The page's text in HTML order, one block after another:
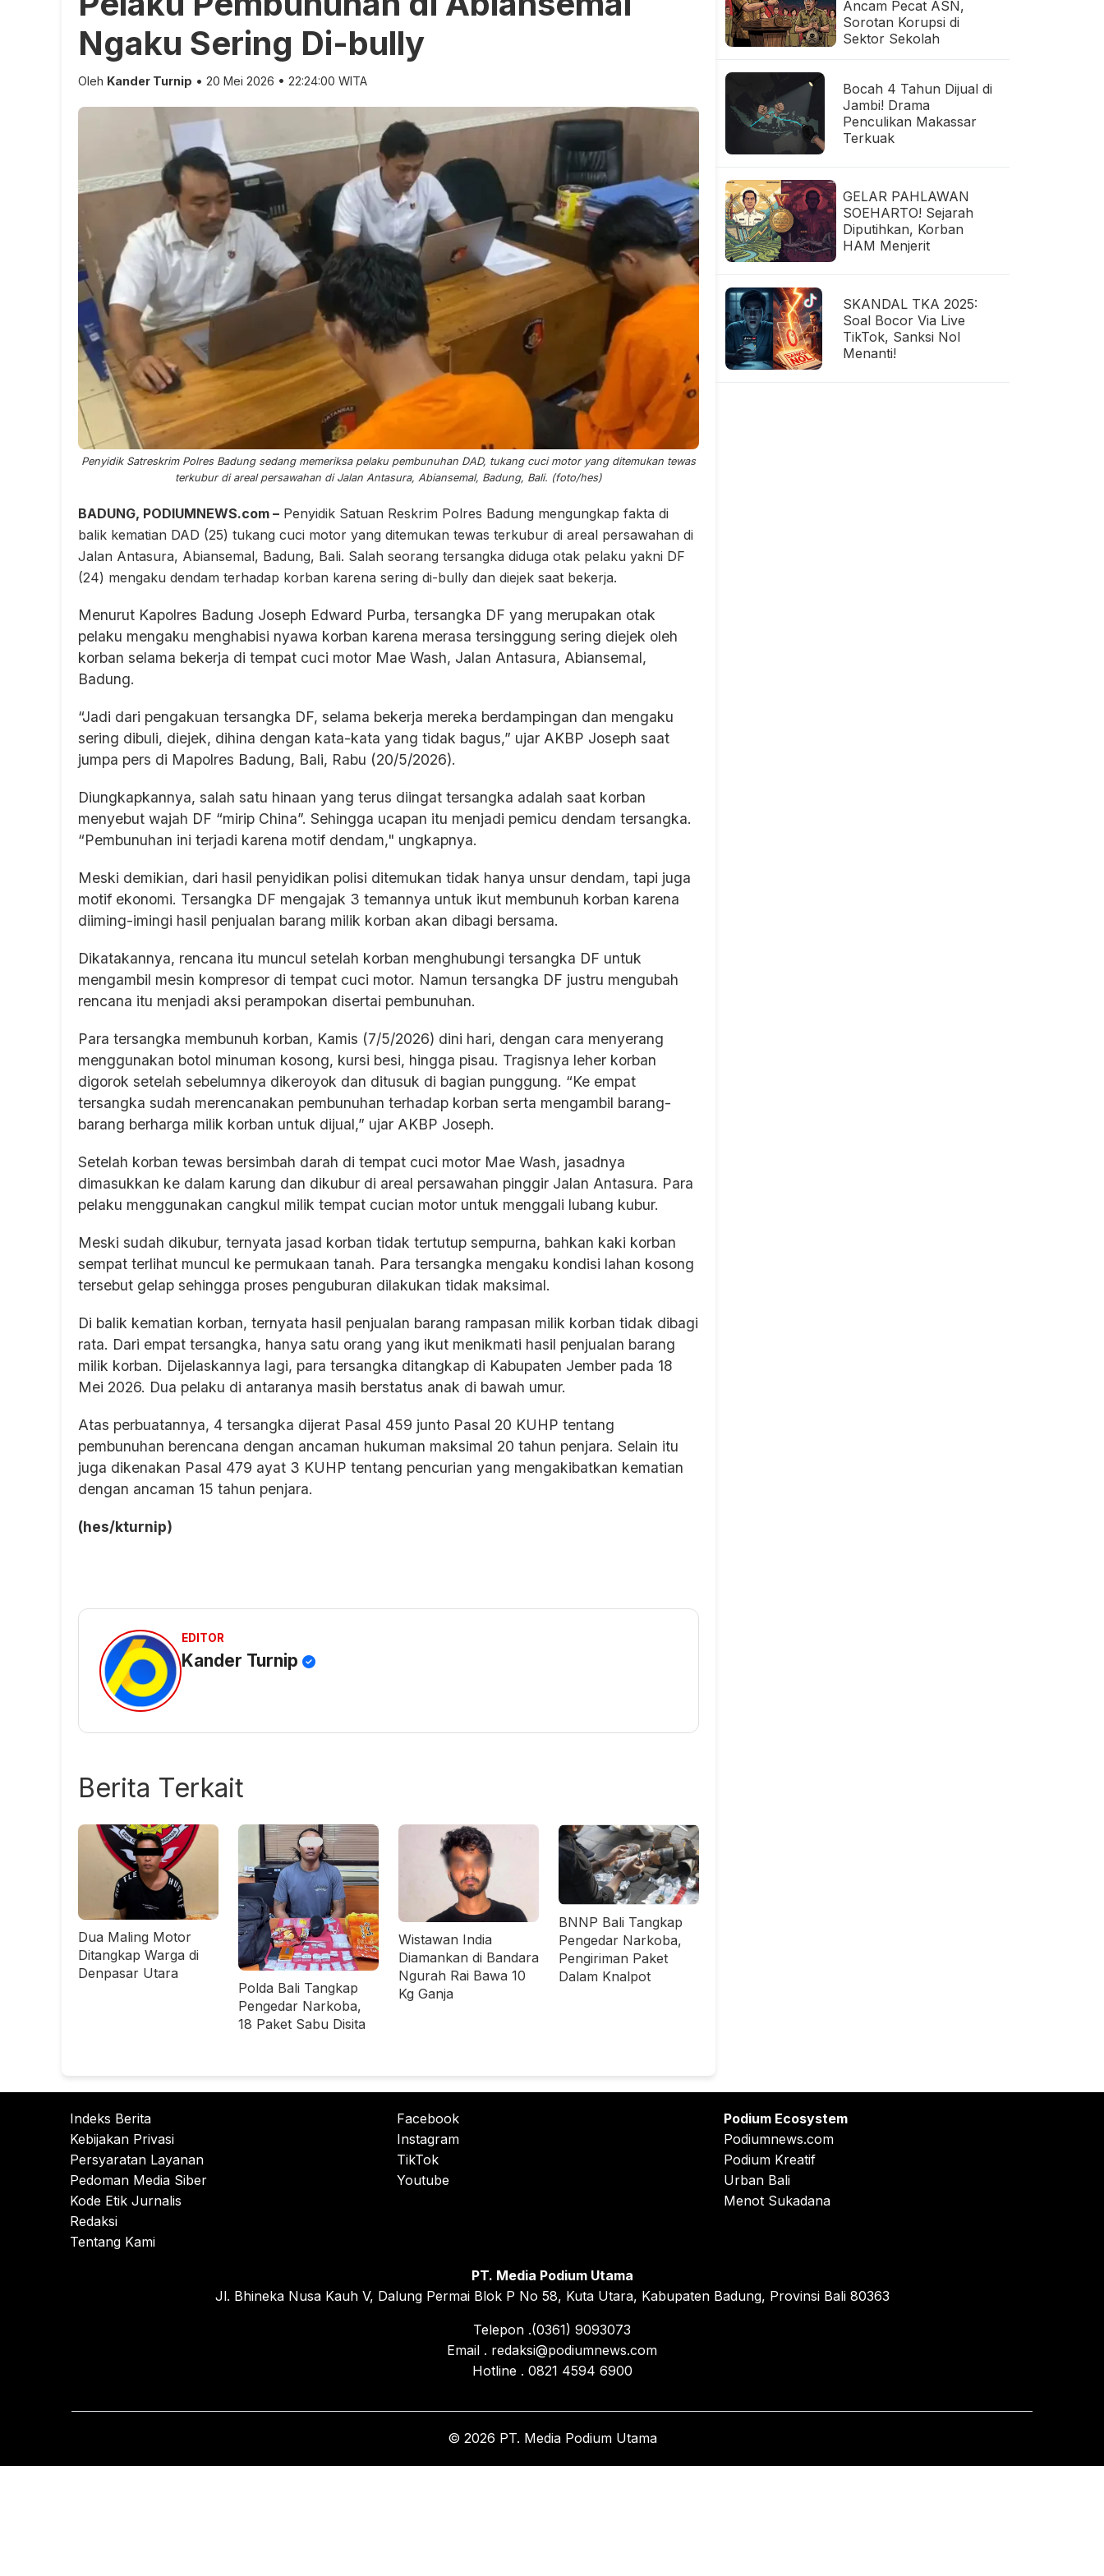
Ngaku Sering Di-bully
Oleh Kander Turnip • 20 Mei 2026 • 22:24:00 WITA
Penyidik Satreskrim Polres Badung sedang memeriksa pelaku pembunuhan DAD, tukang cuci motor yang ditemukan tewas
terkubur di areal persawahan di Jalan Antasura, Abiansemal, Badung, Bali. (foto/hes)
BADUNG, PODIUMNEWS.com – Penyidik Satuan Reskrim Polres Badung mengungkap fakta di
balik kematian DAD (25) tukang cuci motor yang ditemukan tewas terkubur di areal persawahan di
Jalan Antasura, Abiansemal, Badung, Bali. Salah seorang tersangka diduga otak pelaku yakni DF
(24) mengaku dendam terhadap korban karena sering di-bully dan diejek saat bekerja.
Menurut Kapolres Badung Joseph Edward Purba, tersangka DF yang merupakan otak
pelaku mengaku menghabisi nyawa korban karena merasa tersinggung sering diejek oleh
korban selama bekerja di tempat cuci motor Mae Wash, Jalan Antasura, Abiansemal,
Badung.
“Jadi dari pengakuan tersangka DF, selama bekerja mereka berdampingan dan mengaku
sering dibuli, diejek, dihina dengan kata-kata yang tidak bagus,” ujar AKBP Joseph saat
jumpa pers di Mapolres Badung, Bali, Rabu (20/5/2026).
Diungkapkannya, salah satu hinaan yang terus diingat tersangka adalah saat korban
menyebut wajah DF “mirip China”. Sehingga ucapan itu menjadi pemicu dendam tersangka.
“Pembunuhan ini terjadi karena motif dendam," ungkapnya.
Meski demikian, dari hasil penyidikan polisi ditemukan tidak hanya unsur dendam, tapi juga
motif ekonomi. Tersangka DF mengajak 3 temannya untuk ikut membunuh korban karena
diiming-imingi hasil penjualan barang milik korban akan dibagi bersama.
Dikatakannya, rencana itu muncul setelah korban menghubungi tersangka DF untuk
mengambil mesin kompresor di tempat cuci motor. Namun tersangka DF justru mengubah
rencana itu menjadi aksi perampokan disertai pembunuhan.
Para tersangka membunuh korban, Kamis (7/5/2026) dini hari, dengan cara menyerang
menggunakan botol minuman kosong, kursi besi, hingga pisau. Tragisnya leher korban
digorok setelah sebelumnya dikeroyok dan ditusuk di bagian punggung. “Ke empat
tersangka sudah merencanakan pembunuhan terhadap korban serta mengambil barang-
barang berharga milik korban untuk dijual,” ujar AKBP Joseph.
Setelah korban tewas bersimbah darah di tempat cuci motor Mae Wash, jasadnya
dimasukkan ke dalam karung dan dikubur di areal persawahan pinggir Jalan Antasura. Para
pelaku menggunakan cangkul milik tempat cucian motor untuk menggali lubang kubur.
Meski sudah dikubur, ternyata jasad korban tidak tertutup sempurna, bahkan kaki korban
sempat terlihat muncul ke permukaan tanah. Para tersangka mengaku kondisi lahan kosong
tersebut gelap sehingga proses penguburan dilakukan tidak maksimal.
Di balik kematian korban, ternyata hasil penjualan barang rampasan milik korban tidak dibagi
rata. Dari empat tersangka, hanya satu orang yang ikut menikmati hasil penjualan barang
milik korban. Dijelaskannya lagi, para tersangka ditangkap di Kabupaten Jember pada 18
Mei 2026. Dua pelaku di antaranya masih berstatus anak di bawah umur.
Atas perbuatannya, 4 tersangka dijerat Pasal 459 junto Pasal 20 KUHP tentang
pembunuhan berencana dengan ancaman hukuman maksimal 20 tahun penjara. Selain itu
juga dikenakan Pasal 479 ayat 3 KUHP tentang pencurian yang mengakibatkan kematian
dengan ancaman 15 tahun penjara.
(hes/kturnip)
EDITOR
Kander Turnip
Berita Terkait
Dua Maling Motor
Ditangkap Warga di
Denpasar Utara
Polda Bali Tangkap
Pengedar Narkoba,
18 Paket Sabu Disita
Wistawan India
Diamankan di Bandara
Ngurah Rai Bawa 10
Kg Ganja
BNNP Bali Tangkap
Pengedar Narkoba,
Pengiriman Paket
Dalam Knalpot
Ancam Pecat ASN,
Sorotan Korupsi di
Sektor Sekolah
Bocah 4 Tahun Dijual di
Jambi! Drama
Penculikan Makassar
Terkuak
GELAR PAHLAWAN
SOEHARTO! Sejarah
Diputihkan, Korban
HAM Menjerit
SKANDAL TKA 2025:
Soal Bocor Via Live
TikTok, Sanksi Nol
Menanti!
Indeks Berita
Kebijakan Privasi
Persyaratan Layanan
Pedoman Media Siber
Kode Etik Jurnalis
Redaksi
Tentang Kami
Facebook
Instagram
TikTok
Youtube
Podium Ecosystem
Podiumnews.com
Podium Kreatif
Urban Bali
Menot Sukadana
PT. Media Podium Utama
Jl. Bhineka Nusa Kauh V, Dalung Permai Blok P No 58, Kuta Utara, Kabupaten Badung, Provinsi Bali 80363
Telepon .(0361) 9093073
Email . redaksi@podiumnews.com
Hotline . 0821 4594 6900
© 2026 PT. Media Podium Utama